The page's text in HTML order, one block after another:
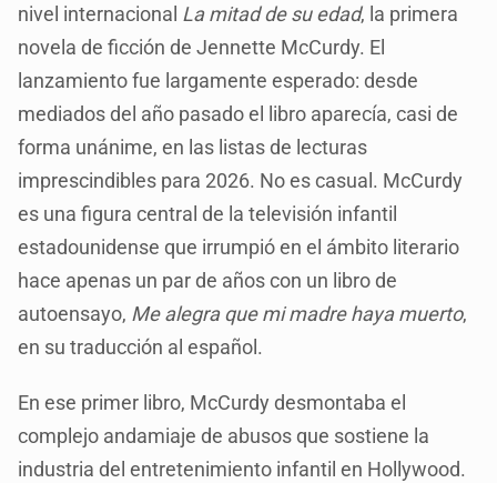
nivel internacional La mitad de su edad, la primera
novela de ficción de Jennette McCurdy. El
lanzamiento fue largamente esperado: desde
mediados del año pasado el libro aparecía, casi de
forma unánime, en las listas de lecturas
imprescindibles para 2026. No es casual. McCurdy
es una figura central de la televisión infantil
estadounidense que irrumpió en el ámbito literario
hace apenas un par de años con un libro de
autoensayo, Me alegra que mi madre haya muerto,
en su traducción al español.
En ese primer libro, McCurdy desmontaba el
complejo andamiaje de abusos que sostiene la
industria del entretenimiento infantil en Hollywood.